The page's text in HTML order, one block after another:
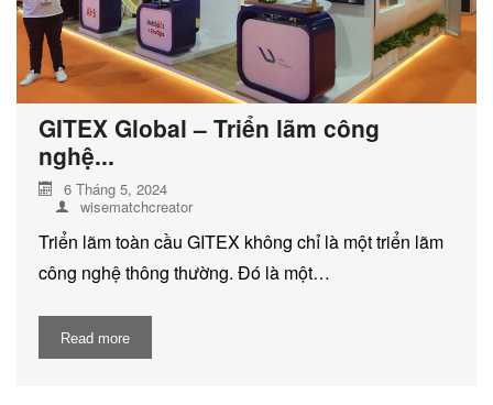
GITEX Global – Triển lãm công
nghệ...
6 Tháng 5, 2024
wisematchcreator
Triển lãm toàn cầu GITEX không chỉ là một triển lãm
công nghệ thông thường. Đó là một…
Read more